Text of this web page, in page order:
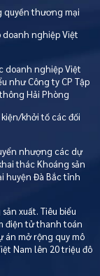
quyền thương mại
doanh nghiệp Việt
doanh nghiệp Việt
như Công ty CP Tập
Hải Phòng
khởi tố các đối
nhượng các dự
thác Khoáng sản
huyện Đà Bắc tỉnh
xuất. Tiêu biểu
điện tử thanh toán
án mở rộng quy mô
Nam lên 20 triệu đô